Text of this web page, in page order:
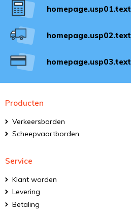
homepage.usp01.text
homepage.usp02.text
homepage.usp03.text
Producten
Verkeersborden
Scheepvaartborden
Service
Klant worden
Levering
Betaling